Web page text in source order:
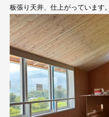
板張り天井、仕上がっています。